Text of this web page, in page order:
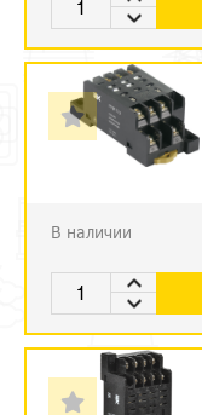
В наличии